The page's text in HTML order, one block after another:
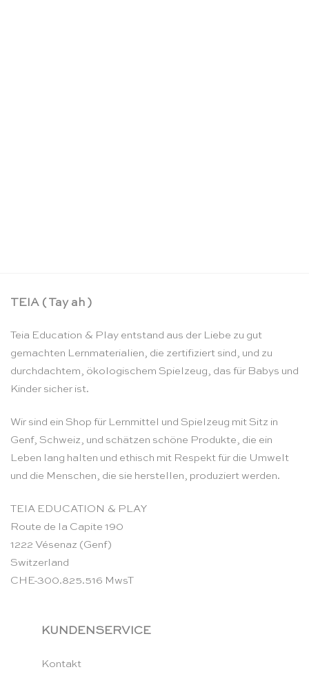
TEIA ( Tay ah )
Teia Education & Play entstand aus der Liebe zu gut
gemachten Lernmaterialien, die zertifiziert sind, und zu
durchdachtem, ökologischem Spielzeug, das für Babys und
Kinder sicher ist.
Wir sind ein Shop für Lernmittel und Spielzeug mit Sitz in
Genf, Schweiz, und schätzen schöne Produkte, die ein
Leben lang halten und ethisch mit Respekt für die Umwelt
und die Menschen, die sie herstellen, produziert werden.
TEIA EDUCATION & PLAY
Route de la Capite 190
1222 Vésenaz (Genf)
Switzerland
CHE-300.825.516 MwsT
KUNDENSERVICE
Kontakt